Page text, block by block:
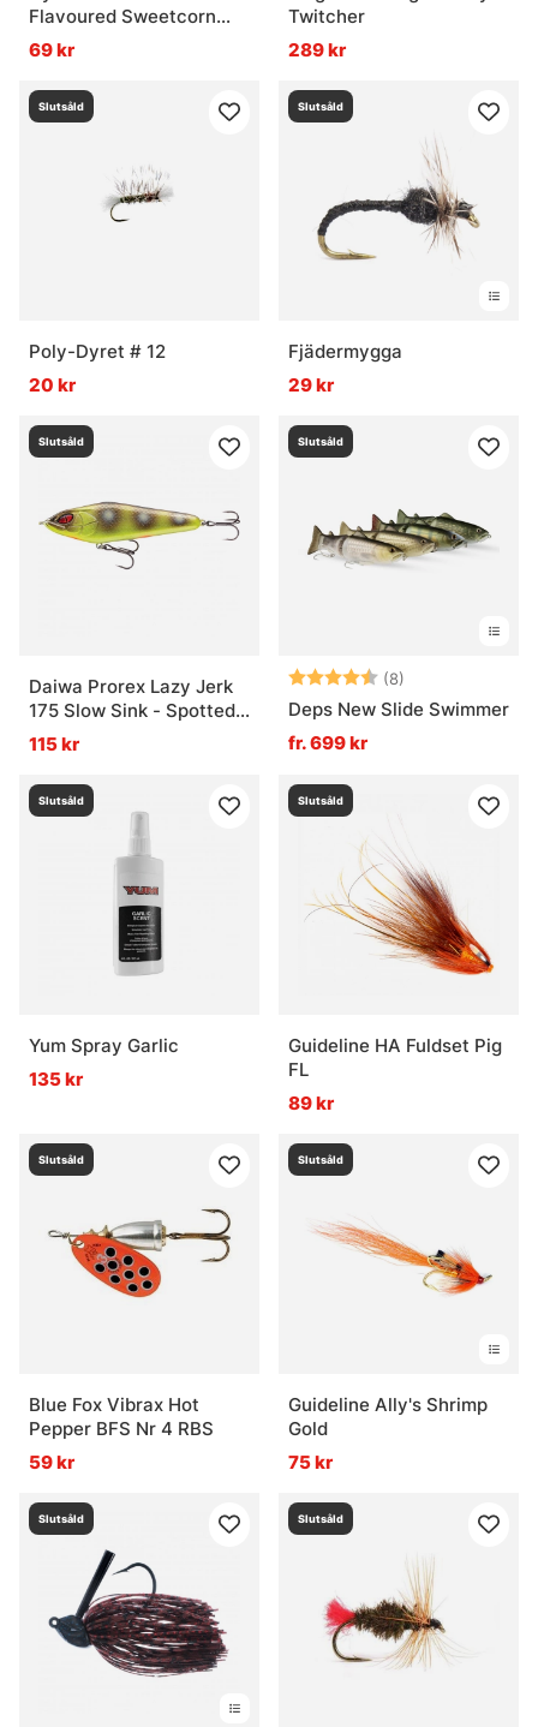
Flavoured Sweetcorn
Sweet Yellow 200g
69 kr
Twitcher
289 kr
Slutsåld
Poly-Dyret # 12
20 kr
Slutsåld
Fjädermygga
29 kr
Slutsåld
Daiwa Prorex Lazy Jerk
175 Slow Sink - Spotted
Yellow
115 kr
Slutsåld
Betyg: (8)
Deps New Slide Swimmer
fr. 699 kr
Slutsåld
Yum Spray Garlic
135 kr
Slutsåld
Guideline HA Fuldset Pig
FL
89 kr
Slutsåld
Blue Fox Vibrax Hot
Pepper BFS Nr 4 RBS
59 kr
Slutsåld
Guideline Ally's Shrimp
Gold
75 kr
Slutsåld Slutsåld